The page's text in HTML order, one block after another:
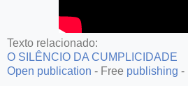
Texto relacionado:
O SILÊNCIO DA CUMPLICIDADE
Open publication - Free publishing -